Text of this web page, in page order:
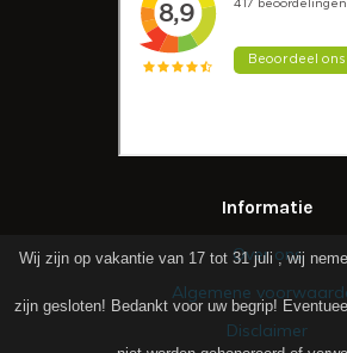
Wij zijn op vakantie van 17 tot 31 juli , wij
zijn gesloten! Bedankt voor uw begrip!
Informatie
Over ons
Algemene
Disclaimer